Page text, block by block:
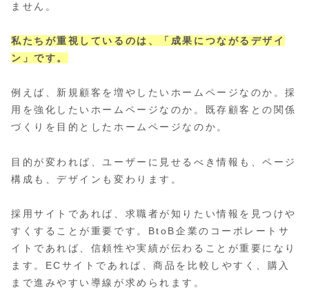
ません。
私たちが重視しているのは、「成果につながるデザイ
ン」です。
例えば、新規顧客を増やしたいホームページなのか。採
用を強化したいホームページなのか。既存顧客との関係
づくりを目的としたホームページなのか。
目的が変われば、ユーザーに見せるべき情報も、ページ
構成も、デザインも変わります。
採用サイトであれば、求職者が知りたい情報を見つけや
すくすることが重要です。BtoB企業のコーポレートサ
イトであれば、信頼性や実績が伝わることが重要になり
ます。ECサイトであれば、商品を比較しやすく、購入
まで進みやすい導線が求められます。